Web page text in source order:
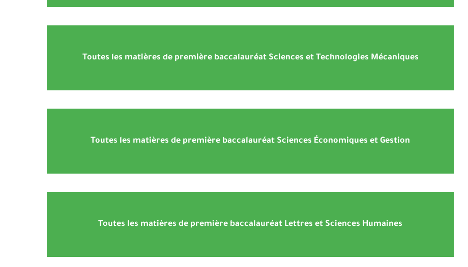
Toutes les matières de première baccalauréat Sciences et Technologies Mécaniques
Toutes les matières de première baccalauréat Sciences Économiques et Gestion
Toutes les matières de première baccalauréat Lettres et Sciences Humaines